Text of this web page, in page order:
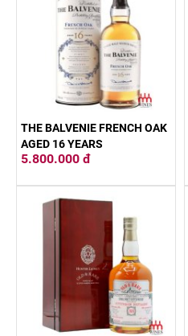
THE BALVENIE FRENCH OAK
AGED 16 YEARS
5.800.000 đ